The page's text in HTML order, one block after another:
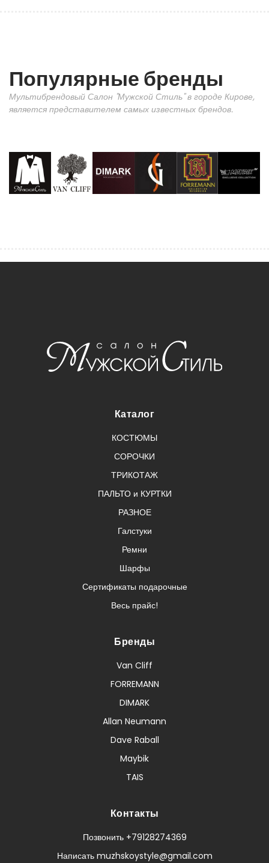
Популярные бренды
Мультибрендовый Салон "Мужской Стиль" в городе Кирове,
является представителем самых известных брендов.
Каталог
КОСТЮМЫ
СОРОЧКИ
ТРИКОТАЖ
ПАЛЬТО и КУРТКИ
РАЗНОЕ
Галстуки
Ремни
Шарфы
Сертификаты подарочные
Весь прайс!
Бренды
Van Cliff
FORREMANN
DIMARK
Allan Neumann
Dave Raball
Maybik
TAIS
Контакты
Позвонить +79128274369
Написать muzhskoystyle@gmail.com